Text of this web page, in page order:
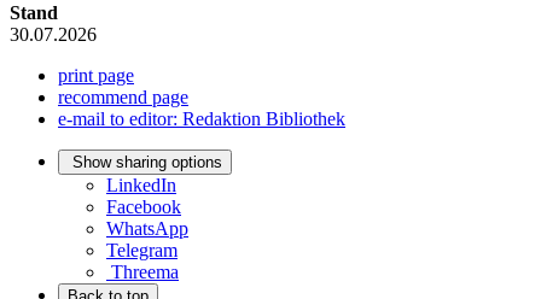
Stand
30.07.2026
print page
recommend page
e-mail to editor: Redaktion Bibliothek
Show sharing options
LinkedIn
Facebook
WhatsApp
Telegram
Threema